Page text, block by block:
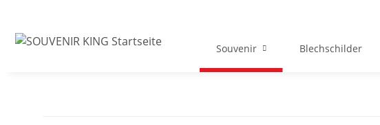
Souvenir Blechschilder